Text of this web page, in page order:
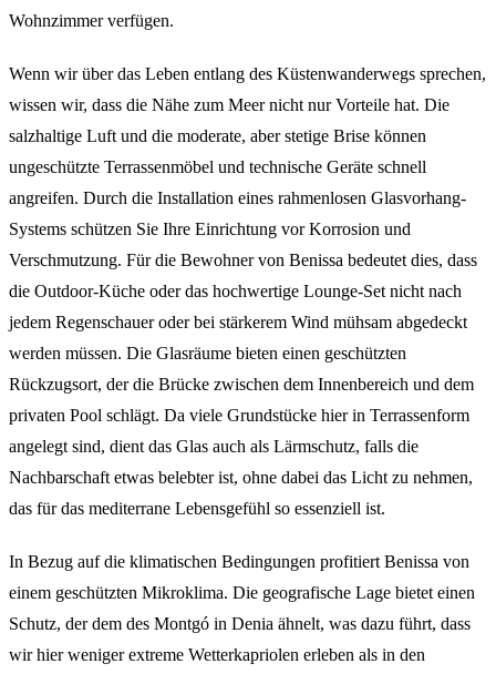
Wohnzimmer verfügen.
Wenn wir über das Leben entlang des Küstenwanderwegs sprechen,
wissen wir, dass die Nähe zum Meer nicht nur Vorteile hat. Die
salzhaltige Luft und die moderate, aber stetige Brise können
ungeschützte Terrassenmöbel und technische Geräte schnell
angreifen. Durch die Installation eines rahmenlosen Glasvorhang-
Systems schützen Sie Ihre Einrichtung vor Korrosion und
Verschmutzung. Für die Bewohner von Benissa bedeutet dies, dass
die Outdoor-Küche oder das hochwertige Lounge-Set nicht nach
jedem Regenschauer oder bei stärkerem Wind mühsam abgedeckt
werden müssen. Die Glasräume bieten einen geschützten
Rückzugsort, der die Brücke zwischen dem Innenbereich und dem
privaten Pool schlägt. Da viele Grundstücke hier in Terrassenform
angelegt sind, dient das Glas auch als Lärmschutz, falls die
Nachbarschaft etwas belebter ist, ohne dabei das Licht zu nehmen,
das für das mediterrane Lebensgefühl so essenziell ist.
In Bezug auf die klimatischen Bedingungen profitiert Benissa von
einem geschützten Mikroklima. Die geografische Lage bietet einen
Schutz, der dem des Montgó in Denia ähnelt, was dazu führt, dass
wir hier weniger extreme Wetterkapriolen erleben als in den